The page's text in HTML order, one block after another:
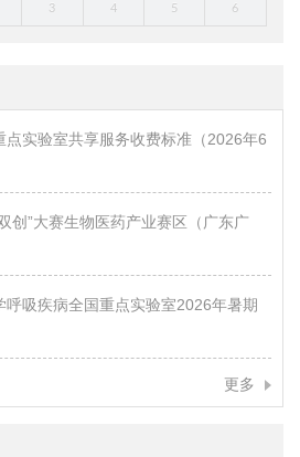
3 4 5 6
点实验室共享服务收费标准（2026年6
创”大赛生物医药产业赛区（广东广
呼吸疾病全国重点实验室2026年暑期
更多